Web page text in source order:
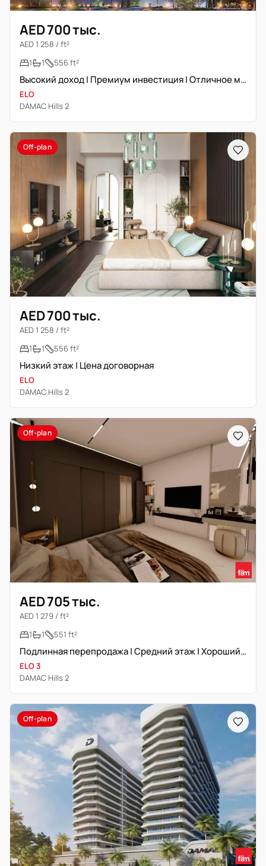
AED 700 тыс.
AED 1 258 / ft²
1
1 556 ft²
Высокий доход | Премиум инвестиция | Отличное месторасположение
ELO
DAMAC Hills 2
Off-plan
AED 700 тыс.
AED 1 258 / ft²
1
1 556 ft²
Низкий этаж | Цена договорная
ELO
DAMAC Hills 2
Off-plan
AED 705 тыс.
AED 1 279 / ft²
1
1 551 ft²
Подлинная перепродажа | Средний этаж | Хороший вид
ELO 3
DAMAC Hills 2
Off-plan